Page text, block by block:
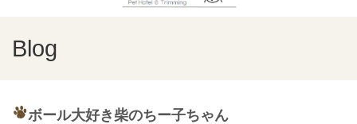
Blog
ボール大好き柴のちー子ちゃん